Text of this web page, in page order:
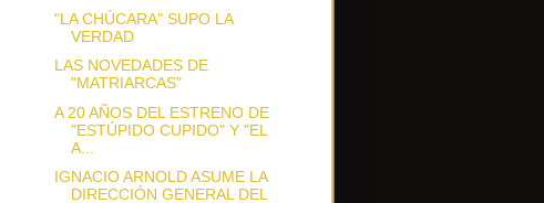
"LA CHÚCARA" SUPO LA
VERDAD
LAS NOVEDADES DE
"MATRIARCAS"
A 20 AÑOS DEL ESTRENO DE
"ESTÚPIDO CUPIDO" Y "EL
A...
IGNACIO ARNOLD ASUME LA
DIRECCIÓN GENERAL DEL